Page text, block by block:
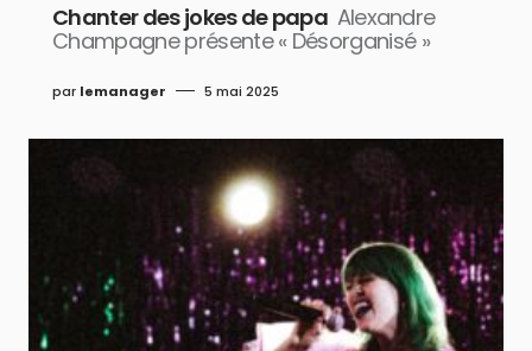
Chanter des jokes de papa Alexandre
Champagne présente « Désorganisé »
par lemanager 5 mai 2025